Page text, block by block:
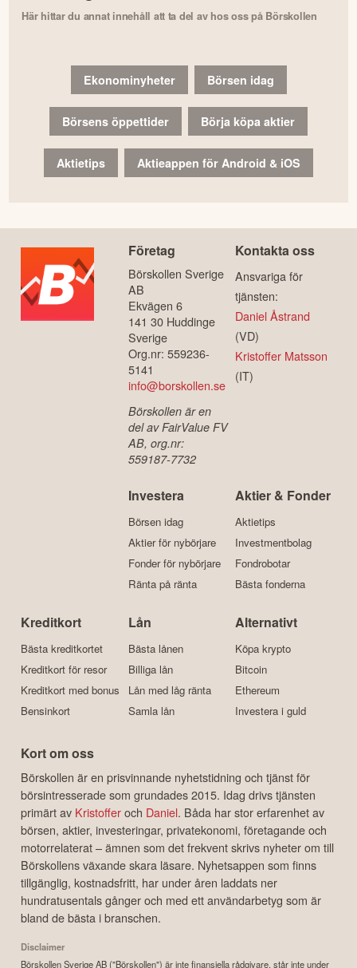
Här hittar du annat innehåll att ta del av hos oss på Börskollen
Ekonominyheter Börsen idag
Börsens öppettider Börja köpa aktier
Aktietips Aktieappen för Android & iOS
Företag
Börskollen Sverige
AB
Ekvägen 6
141 30 Huddinge
Sverige
Org.nr: 559236-
5141
info@borskollen.se
Börskollen är en
del av FairValue FV
AB, org.nr:
559187-7732
Kontakta oss
Ansvariga för
tjänsten:
Daniel Åstrand
(VD)
Kristoffer Matsson
(IT)
Investera
Börsen idag
Aktier för nybörjare
Fonder för nybörjare
Ränta på ränta
Aktier & Fonder
Aktietips
Investmentbolag
Fondrobotar
Bästa fonderna
Kreditkort
Bästa kreditkortet
Kreditkort för resor
Kreditkort med bonus
Bensinkort
Lån
Bästa lånen
Billiga lån
Lån med låg ränta
Samla lån
Alternativt
Köpa krypto
Bitcoin
Ethereum
Investera i guld
Kort om oss
Börskollen är en prisvinnande nyhetstidning och tjänst för
börsintresserade som grundades 2015. Idag drivs tjänsten
primärt av Kristofferoch Daniel. Båda har stor erfarenhet av
börsen, aktier, investeringar, privatekonomi, företagande och
motorrelaterat – ämnen som det frekvent skrivs nyheter om till
Börskollens växande skara läsare. Nyhetsappen som finns
tillgänglig, kostnadsfritt, har under åren laddats ner
hundratusentals gånger och med ett användarbetyg som är
bland de bästa i branschen.
Disclaimer
Börskollen Sverige AB ("Börskollen") är inte finansiella rådgivare, står inte under